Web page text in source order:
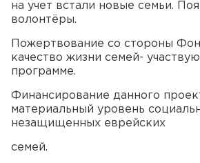
на учет встали новые семьи.
волонтёры.
Пожертвование со стороны
качество жизни семей-
программе.
Финансирование данного
материальный уровень
незащищенных еврейских
семей.